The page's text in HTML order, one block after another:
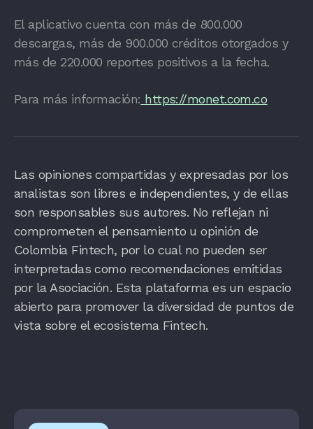
El aplicativo cuenta con más de 800.000
descargas, más de 900.000 créditos otorgados y
más de 220.000 reportes positivos a la fecha.
Para más información: https://monet.com.co
Las opiniones compartidas y expresadas por los
analistas son libres e independientes, y de ellas
son responsables sus autores. No reflejan ni
comprometen el pensamiento u opinión de
Colombia Fintech, por lo cual no pueden ser
interpretadas como recomendaciones emitidas
por la Asociación. Esta plataforma es un espacio
abierto para promover la diversidad de puntos de
vista sobre el ecosistema Fintech.